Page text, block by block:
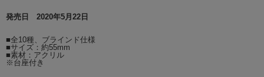
発売日 2020年5月22日
■全10種、ブラインド仕様
■サイズ：約55mm
■素材：アクリル
※台座付き